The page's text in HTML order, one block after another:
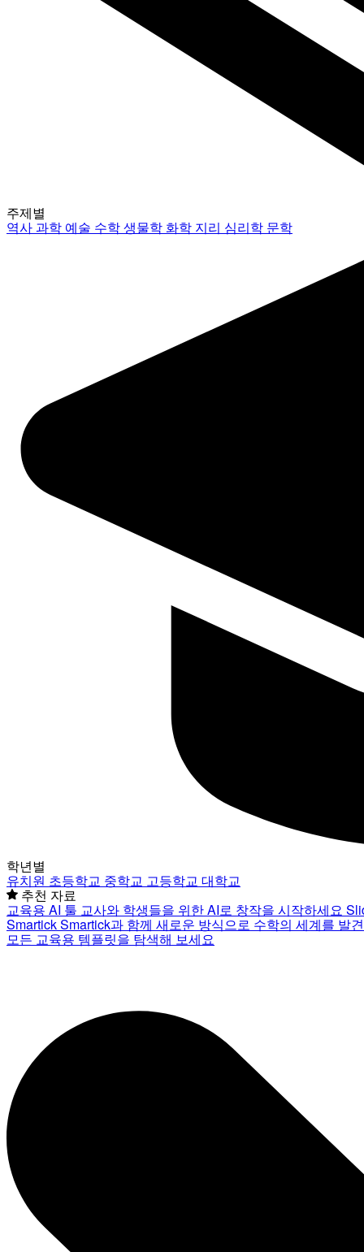
주제별
역사과학 예술 수학생물학 화학 지리 심리학 문학
학년별
유치원 초등학교 중학교 고등학교 대학교
추천 자료
교육용 AI 툴 교사와 학생들을 위한 AI로 창작을 시작하세요
SmartickSmartick과 함께 새로운 방식으로 수학의 세계를 발
모든 교육용 템플릿을 탐색해 보세요